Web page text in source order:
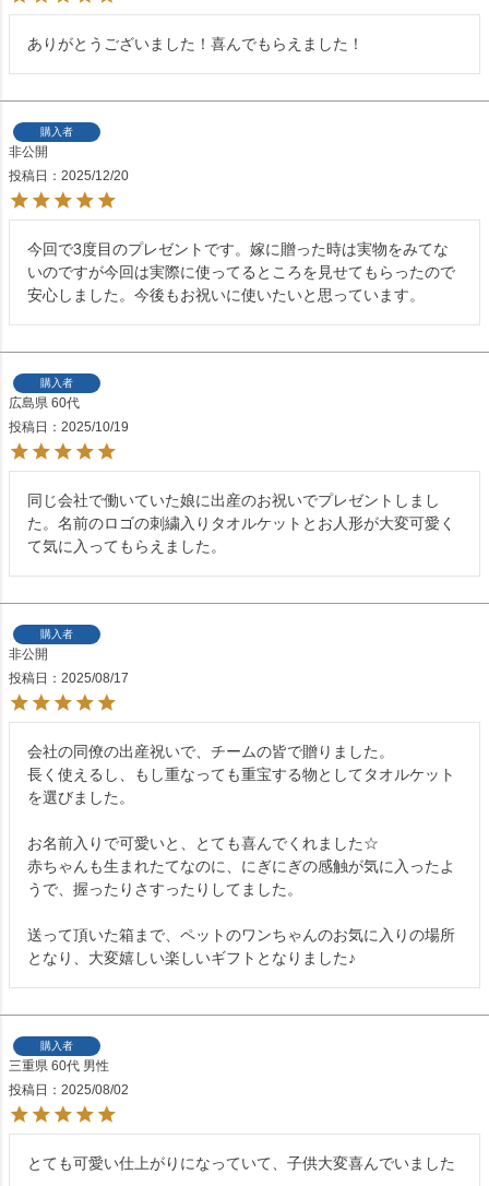
ありがとうございました！喜んでもらえました！
購入者
非公開
投稿日
2025/12/20
今回で3度目のプレゼントです。嫁に贈った時は実物をみてな
いのですが今回は実際に使ってるところを見せてもらったので
安心しました。今後もお祝いに使いたいと思っています。
購入者
広島県 60代
投稿日
2025/10/19
同じ会社で働いていた娘に出産のお祝いでプレゼントしまし
た。名前のロゴの刺繍入りタオルケットとお人形が大変可愛く
て気に入ってもらえました。
購入者
非公開
投稿日
2025/08/17
会社の同僚の出産祝いで、チームの皆で贈りました。
長く使えるし、もし重なっても重宝する物としてタオルケット
を選びました。
お名前入りで可愛いと、とても喜んでくれました☆
赤ちゃんも生まれたてなのに、にぎにぎの感触が気に入ったよ
うで、握ったりさすったりしてました。
送って頂いた箱まで、ペットのワンちゃんのお気に入りの場所
となり、大変嬉しい楽しいギフトとなりました♪
購入者
三重県 60代 男性
投稿日
2025/08/02
とても可愛い仕上がりになっていて、子供大変喜んでいました